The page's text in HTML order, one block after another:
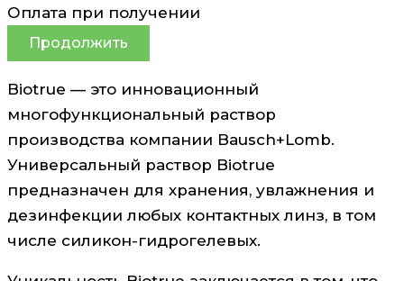
Оплата при получении
Продолжить
Biotrue — это инновационный
многофункциональный раствор
производства компании Bausch+Lomb.
Универсальный раствор Biotrue
предназначен для хранения, увлажнения и
дезинфекции любых контактных линз, в том
числе силикон-гидрогелевых.